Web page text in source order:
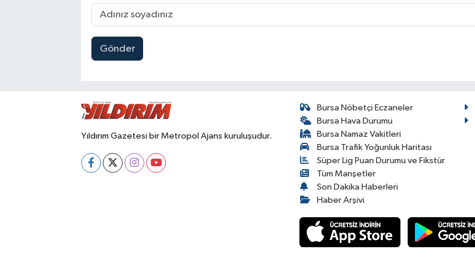
Gönder
Yıldırım Gazetesi bir Metropol Ajans kuruluşudur.
Bursa Nöbetçi Eczaneler
Bursa Hava Durumu
Bursa Namaz Vakitleri
Bursa Trafik Yoğunluk Haritası
Süper Lig Puan Durumu ve Fikstür
Tüm Manşetler
Son Dakika Haberleri
Haber Arşivi